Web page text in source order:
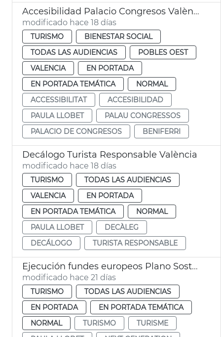
Accesibilidad Palacio Congresos València
modificado hace 18 días
TURISMO
BIENESTAR SOCIAL
TODAS LAS AUDIENCIAS
POBLES OEST
VALENCIA
EN PORTADA
EN PORTADA TEMÁTICA
NORMAL
ACCESSIBILITAT
ACCESIBILIDAD
PAULA LLOBET
PALAU CONGRESSOS
PALACIO DE CONGRESOS
BENIFERRI
Decálogo Turista Responsable València
modificado hace 18 días
TURISMO
TODAS LAS AUDIENCIAS
VALENCIA
EN PORTADA
EN PORTADA TEMÁTICA
NORMAL
PAULA LLOBET
DECÀLEG
DECÁLOGO
TURISTA RESPONSABLE
Ejecución fundes europeos Plano Sostenibilidad Turística València
modificado hace 21 días
TURISMO
TODAS LAS AUDIENCIAS
EN PORTADA
EN PORTADA TEMÁTICA
NORMAL
TURISMO
TURISME